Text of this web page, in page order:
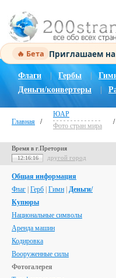
🔥 Бета Приглашаем
Флаги Гербы
Деньги/конвертеры
Главная /
ЮАР
Фото стран мира
/
Время в г.Претория
12:16:17 другой город
Общая информация
Флаг Герб Гимн Деньги/
Купюры
Национальные символы
Аренда машин
Кодировка
Вооруженные силы
Фотогалерея